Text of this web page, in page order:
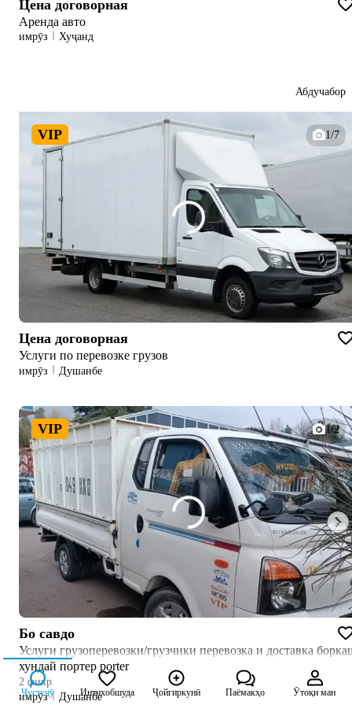
Цена договорная
Аренда авто
имрӯз Хуҷанд
Абдучабор
VIP 1/7
Цена договорная
Услуги по перевозке грузов
имрӯз Душанбе
VIP 1/2
Бо савдо
Услуги грузоперевозки/грузчики перевозка и доставка
хундай портер porter
2 фикр
имрӯз
Душанбе
Ҷустуҷӯ Интихобшуда Ҷойгиркунӣ Паёмакҳо Ӯтоқи ман